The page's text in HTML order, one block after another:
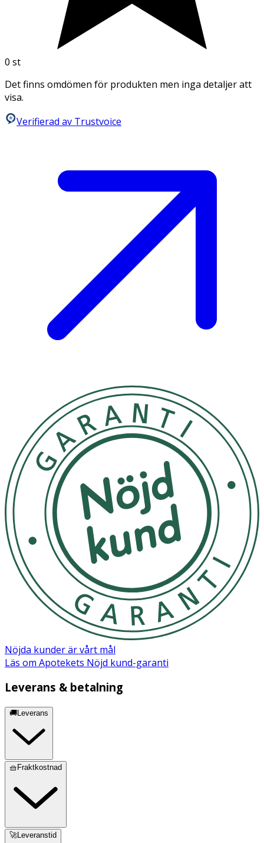
0 st
Det finns omdömen för produkten men inga detaljer att
visa.
Verifierad av Trustvoice
Nöjda kunder är vårt mål
Läs om Apotekets Nöjd kund-garanti
Leverans & betalning
🚚Leverans
🧺Fraktkostnad
🚀Leveranstid